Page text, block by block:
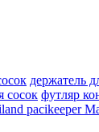
держатель
сосок футляр
pacikeeper